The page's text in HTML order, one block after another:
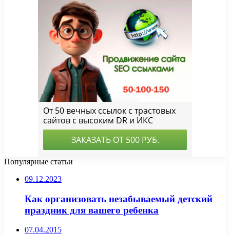
Популярные статьи
09.12.2023
Как организовать незабываемый детский
праздник для вашего ребенка
07.04.2015